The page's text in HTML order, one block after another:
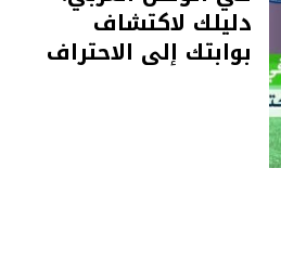
دليلك لاكتشاف
بوابتك إلى الاحتراف